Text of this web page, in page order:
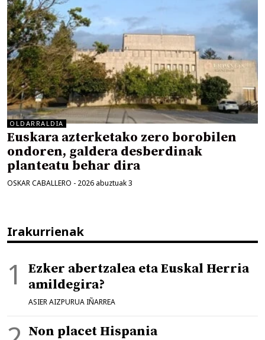
OLDARRALDIA
Euskara azterketako zero borobilen
ondoren, galdera desberdinak
planteatu behar dira
OSKAR CABALLERO - 2026 abuztuak 3
Irakurrienak
Ezker abertzalea eta Euskal Herria
amildegira?
ASIER AIZPURUA IÑARREA
Non placet Hispania